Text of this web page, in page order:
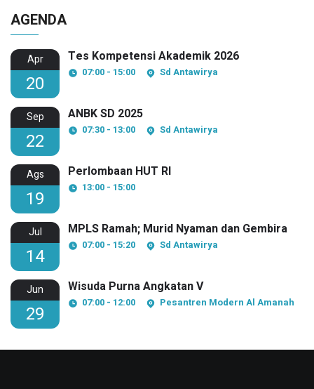
AGENDA
Apr
20
Tes Kompetensi Akademik 2026
07:00 - 15:00 Sd Antawirya
Sep
22
ANBK SD 2025
07:30 - 13:00 Sd Antawirya
Ags
19
Perlombaan HUT RI
13:00 - 15:00
Jul
14
MPLS Ramah; Murid Nyaman dan Gembira
07:00 - 15:20 Sd Antawirya
Jun
29
Wisuda Purna Angkatan V
07:00 - 12:00 Pesantren Modern Al Amanah